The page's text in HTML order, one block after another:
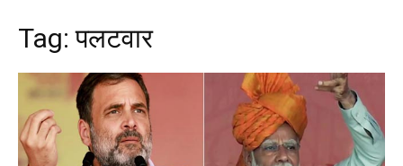
Tag:पलटवार